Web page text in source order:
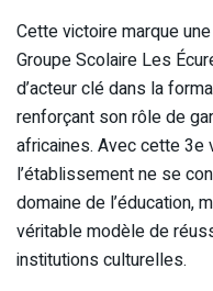
Cette victoire marque
Groupe Scolaire Les
d’acteur clé dans la
renforçant son rôle de
africaines. Avec cette 3e
l’établissement ne se
domaine de l’éducation,
véritable modèle de
institutions culturelles.